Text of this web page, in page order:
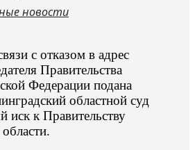
новости
с отказом в адрес
Правительства
Федерации подана
областной суд
иск к Правительству